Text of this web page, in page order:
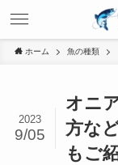
ホーム 魚の種類
オニ
方な
もご
2023
9/05